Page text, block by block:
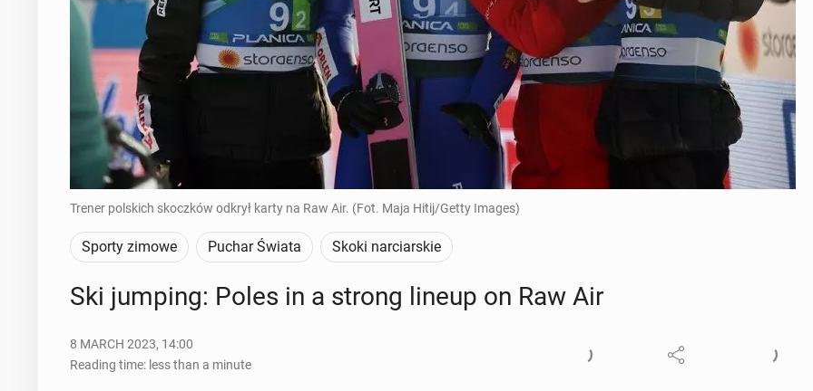
Trener polskich skoczków odkrył karty na Raw Air. (Fot. Maja Hitij/Getty Images)
Sporty zimowe Puchar Świata Skoki narciarskie
Ski jumping: Poles in a strong lineup on Raw Air
8 MARCH 2023, 14:00
Reading time: less than a minute